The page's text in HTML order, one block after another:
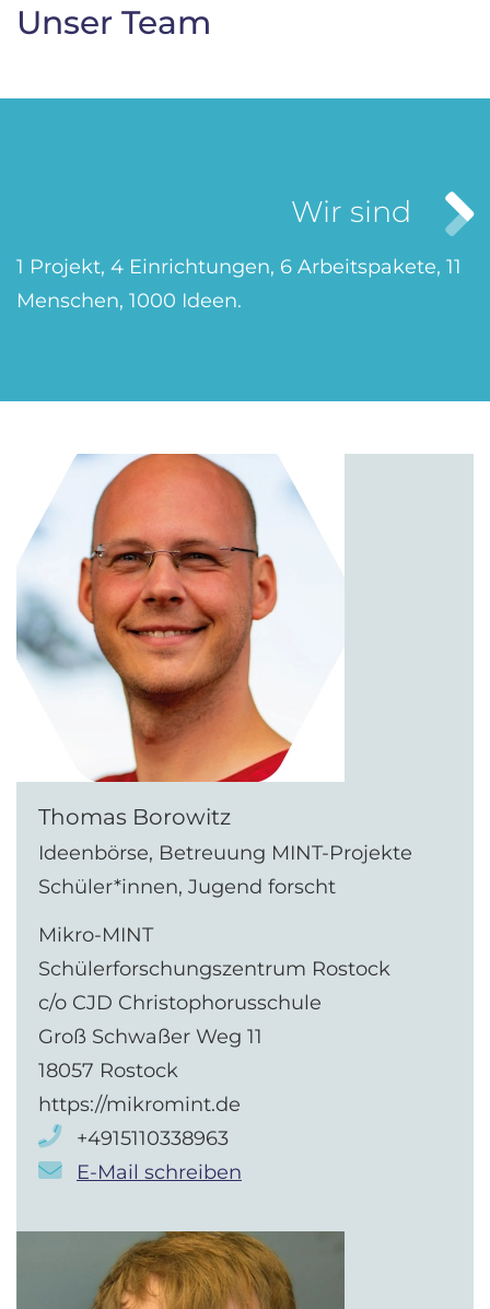
Unser Team
Wir sind
1 Projekt, 4 Einrichtungen, 6 Arbeitspakete, 11
Menschen, 1000 Ideen.
Thomas Borowitz
Ideenbörse, Betreuung MINT-Projekte
Schüler*innen, Jugend forscht
Mikro-MINT
Schülerforschungszentrum Rostock
c/o CJD Christophorusschule
Groß Schwaßer Weg 11
18057 Rostock
https://mikromint.de
+4915110338963
E-Mail schreiben